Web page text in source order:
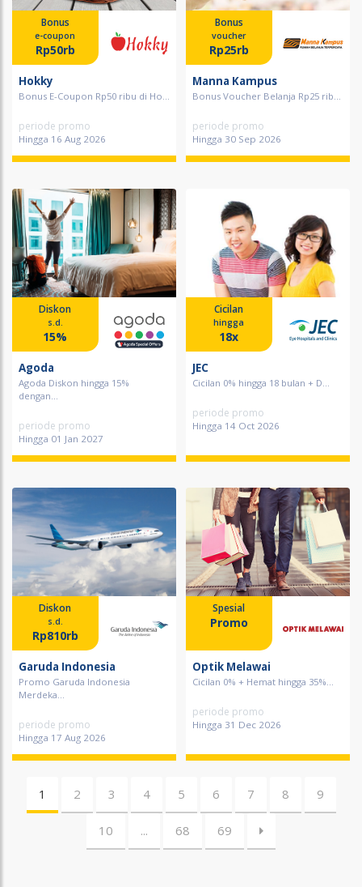
Bonus
e-coupon
Rp50rb
Hokky
Bonus E-Coupon Rp50 ribu di Ho...
periode promo
Hingga 16 Aug 2026
Bonus
voucher
Rp25rb
Manna Kampus
Bonus Voucher Belanja Rp25 rib...
periode promo
Hingga 30 Sep 2026
Diskon
s.d.
15%
Agoda
Agoda Diskon hingga 15%
dengan...
periode promo
Hingga 01 Jan 2027
Cicilan
hingga
18x
JEC
Cicilan 0% hingga 18 bulan + D...
periode promo
Hingga 14 Oct 2026
Diskon
s.d.
Rp810rb
Garuda Indonesia
Promo Garuda Indonesia
Merdeka...
periode promo
Hingga 17 Aug 2026
Spesial
Promo
Optik Melawai
Cicilan 0% + Hemat hingga 35%...
periode promo
Hingga 31 Dec 2026
1 2 3 4 5 6 7 8 9
10 ... 68 69